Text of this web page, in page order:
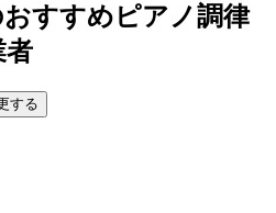
すすめピアノ調律
者